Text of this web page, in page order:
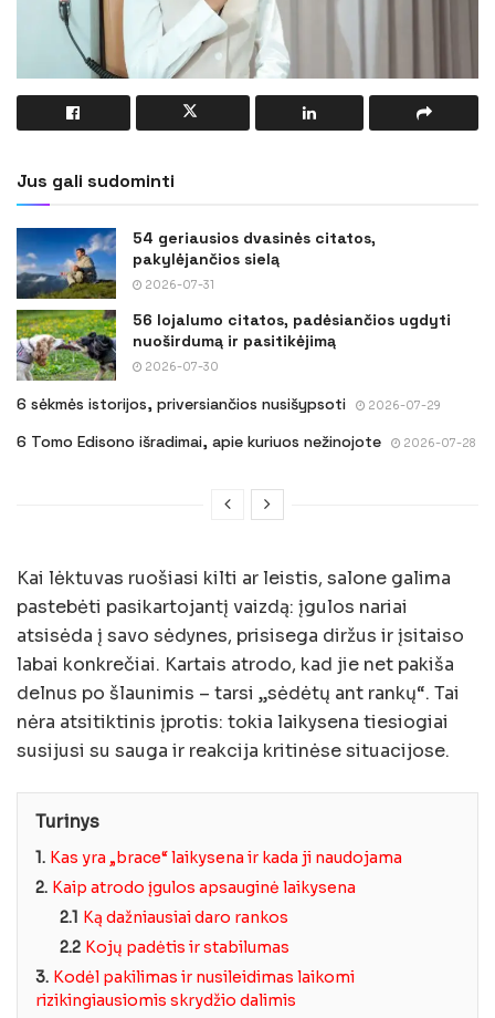
Jus gali sudominti
54 geriausios dvasinės citatos,
pakylėjančios sielą
2026-07-31
56 lojalumo citatos, padėsiančios ugdyti
nuoširdumą ir pasitikėjimą
2026-07-30
6 sėkmės istorijos, priversiančios nusišypsoti 2026-07-29
6 Tomo Edisono išradimai, apie kuriuos nežinojote 2026-07-28
Kai lėktuvas ruošiasi kilti ar leistis, salone galima
pastebėti pasikartojantį vaizdą: įgulos nariai
atsisėda į savo sėdynes, prisisega diržus ir įsitaiso
labai konkrečiai. Kartais atrodo, kad jie net pakiša
delnus po šlaunimis – tarsi „sėdėtų ant rankų“. Tai
nėra atsitiktinis įprotis: tokia laikysena tiesiogiai
susijusi su sauga ir reakcija kritinėse situacijose.
Turinys
1. Kas yra „brace“ laikysena ir kada ji naudojama
2. Kaip atrodo įgulos apsauginė laikysena
2.1 Ką dažniausiai daro rankos
2.2 Kojų padėtis ir stabilumas
3. Kodėl pakilimas ir nusileidimas laikomi
rizikingiausiomis skrydžio dalimis